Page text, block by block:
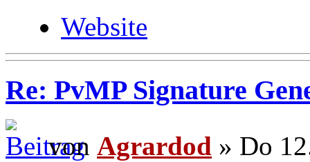
Website
Re: PvMP Signature
von Agrardod » Do